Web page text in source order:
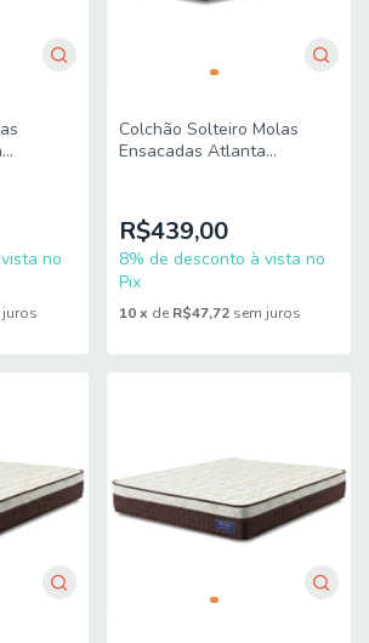
no
juros
Colchão Solteiro Molas
Ensacadas Atlanta
R$439,00
8% de desconto à vista no
Pix
10 x de R$47,72 sem juros